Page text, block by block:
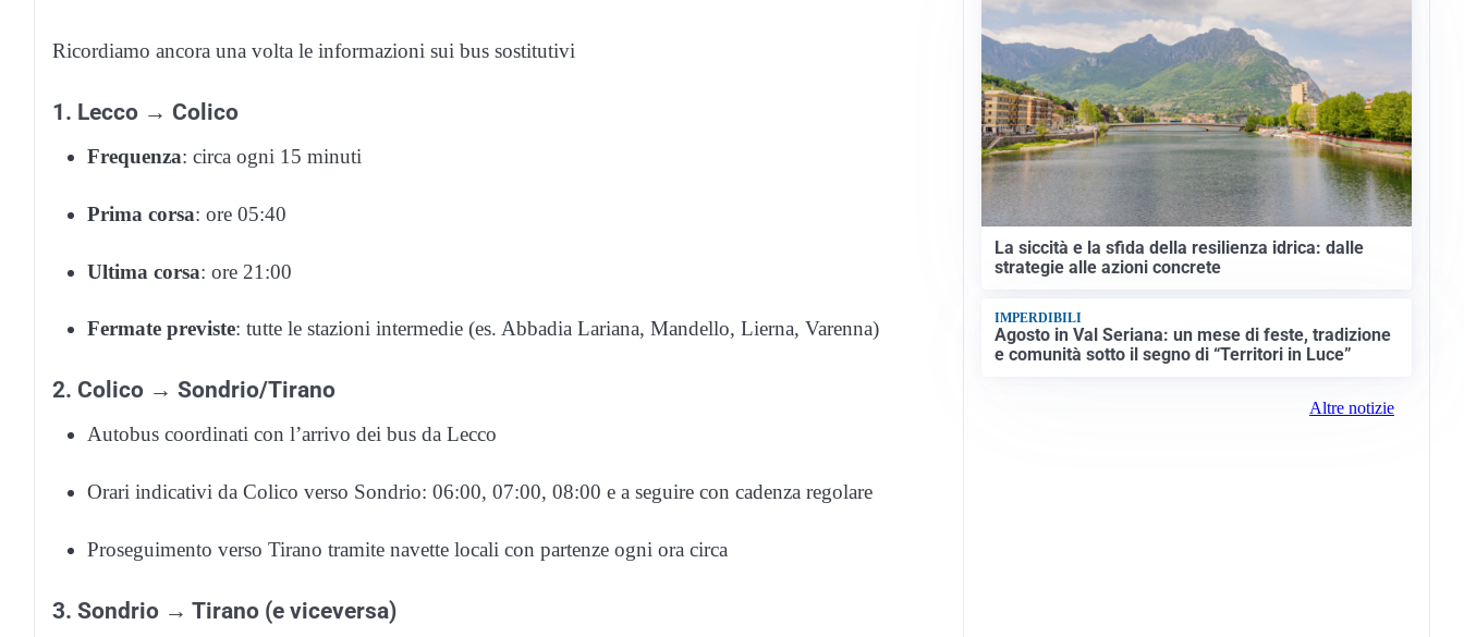
Ricordiamo ancora una volta le informazioni sui bus sostitutivi
1. Lecco → Colico
Frequenza: circa ogni 15 minuti
Prima corsa: ore 05:40
Ultima corsa: ore 21:00
Fermate previste: tutte le stazioni intermedie (es. Abbadia Lariana, Mandello, Lierna, Varenna)
2. Colico → Sondrio/Tirano
Autobus coordinati con l’arrivo dei bus da Lecco
Orari indicativi da Colico verso Sondrio: 06:00, 07:00, 08:00 e a seguire con cadenza regolare
Proseguimento verso Tirano tramite navette locali con partenze ogni ora circa
3. Sondrio → Tirano (e viceversa)
La siccità e la sfida della resilienza idrica: dalle
strategie alle azioni concrete
IMPERDIBILI
Agosto in Val Seriana: un mese di feste, tradizione
e comunità sotto il segno di “Territori in Luce”
Altre notizie